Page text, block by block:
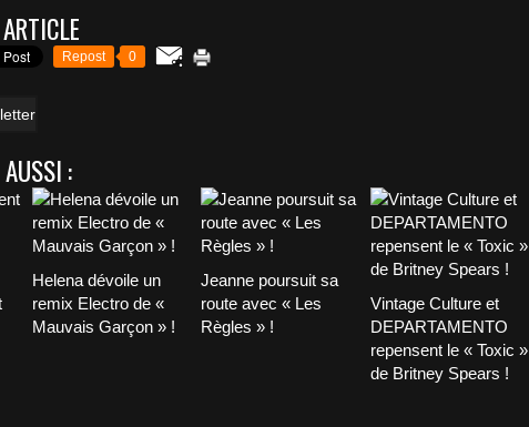
Repost 0
:
Helena dévoile un
remix Electro de «
Mauvais Garçon » !
Jeanne poursuit sa
route avec « Les
Règles » !
Vintage Culture et
DEPARTAMENTO
repensent le « Toxic »
de Britney Spears !